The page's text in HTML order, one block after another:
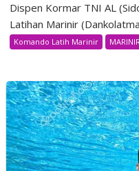
Dispen Kormar TNI AL
Latihan Marinir
Komando Latih Marinir